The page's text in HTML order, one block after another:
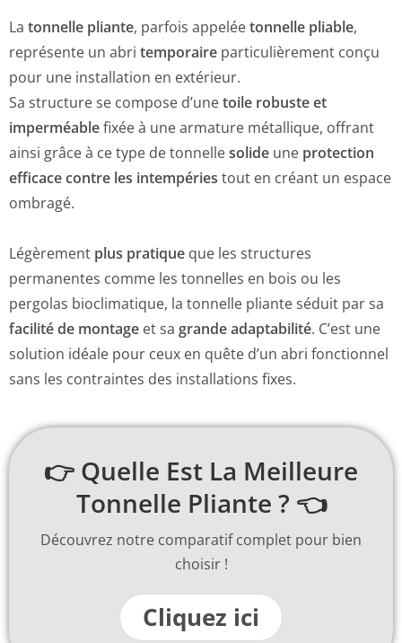
La tonnelle pliante, parfois appeléetonnelle pliable,
représente un abri temporaire particulièrement conçu
pour une installation en extérieur.
Sa structure se compose d’unetoile robuste et
imperméablefixée à une armature métallique, offrant
ainsi grâce à ce type de tonnellesolide une protection
efficace contre les intempéries tout en créant un espace
ombragé.
Légèrement plus pratique que les structures
permanentes comme les tonnelles en bois ou les
pergolas bioclimatique, la tonnelle pliante séduit par sa
facilité de montage et sa grande adaptabilité. C’est une
solution idéale pour ceux en quête d’un abri fonctionnel
sans les contraintes des installations fixes.
👉 Quelle Est La Meilleure
Tonnelle Pliante ? 👈
Découvrez notre comparatif complet pour bien
choisir !
Cliquez ici